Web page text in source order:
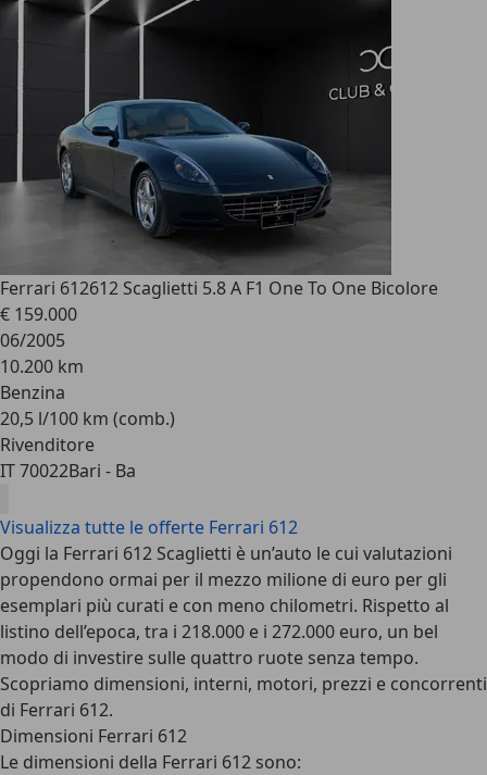
Ferrari 612612 Scaglietti 5.8 A F1 One To One Bicolore
€ 159.000
06/2005
10.200 km
Benzina
20,5 l/100 km (comb.)
Rivenditore
IT 70022Bari - Ba
Visualizza tutte le offerte Ferrari 612
Oggi la Ferrari 612 Scaglietti è un’auto le cui valutazioni
propendono ormai per il mezzo milione di euro per gli
esemplari più curati e con meno chilometri. Rispetto al
listino dell’epoca, tra i 218.000 e i 272.000 euro, un bel
modo di investire sulle quattro ruote senza tempo.
Scopriamo dimensioni, interni, motori, prezzi e concorrenti
di Ferrari 612.
Dimensioni Ferrari 612
Le dimensioni della Ferrari 612 sono: